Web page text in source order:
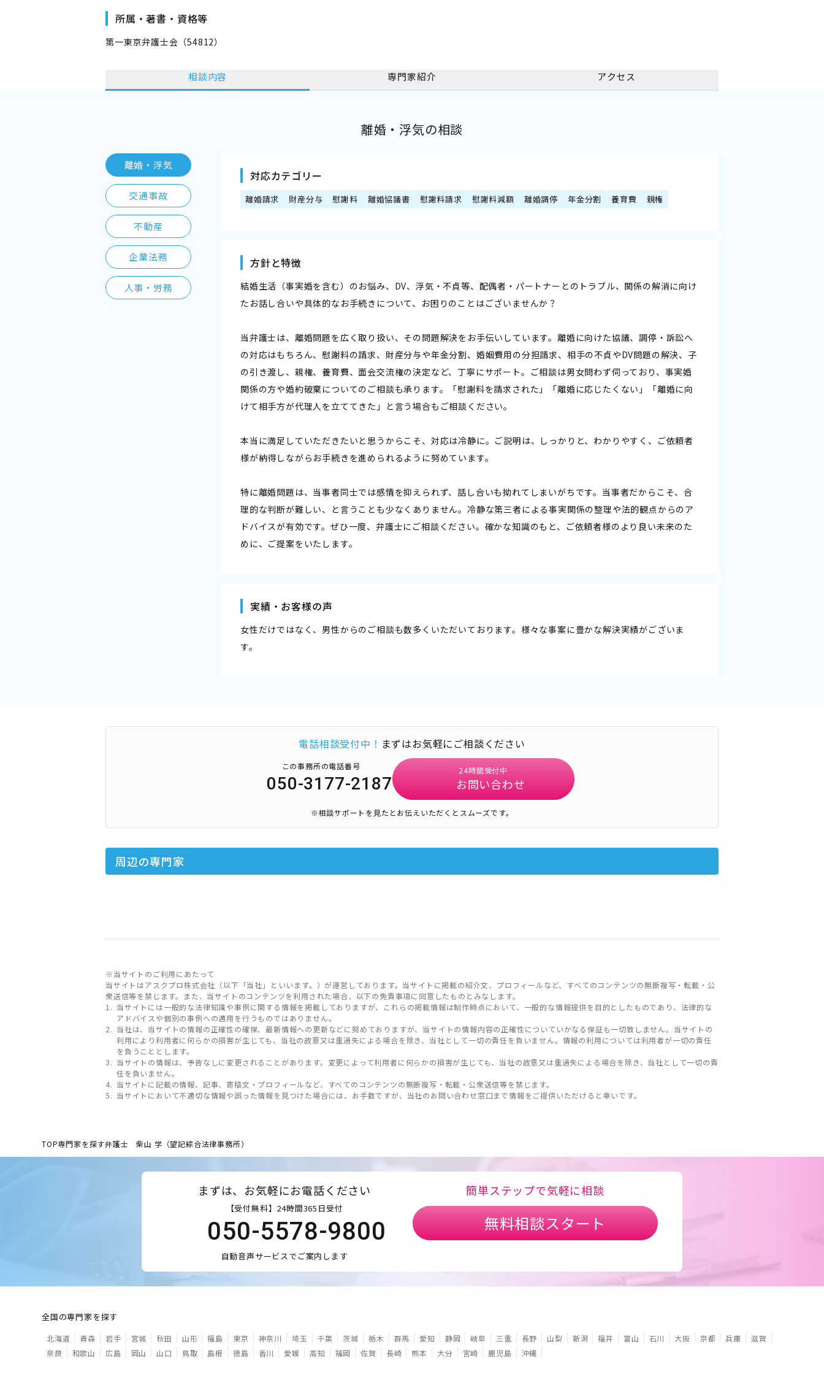
所属・著書・資格等
第一東京弁護士会（54812）
相談内容 専門家紹介 アクセス
離婚・浮気の相談
離婚・浮気
交通事故
不動産
企業法務
人事・労務
対応カテゴリー
離婚請求 財産分与 慰謝料 離婚協議書 慰謝料請求 慰謝料減額 離婚調停 年金分割 養育費 親権
方針と特徴
結婚生活（事実婚を含む）のお悩み、DV、浮気・不貞等、配偶者・パートナーとのトラブル、関係の解消に向け
たお話し合いや具体的なお手続きについて、お困りのことはございませんか？
当弁護士は、離婚問題を広く取り扱い、その問題解決をお手伝いしています。離婚に向けた協議、調停・訴訟へ
の対応はもちろん、慰謝料の請求、財産分与や年金分割、婚姻費用の分担請求、相手の不貞やDV問題の解決、子
の引き渡し、親権、養育費、面会交流権の決定など、丁寧にサポート。ご相談は男女問わず伺っており、事実婚
関係の方や婚約破棄についてのご相談も承ります。「慰謝料を請求された」「離婚に応じたくない」「離婚に向
けて相手方が代理人を立ててきた」と言う場合もご相談ください。
本当に満足していただきたいと思うからこそ、対応は冷静に。ご説明は、しっかりと、わかりやすく、ご依頼者
様が納得しながらお手続きを進められるように努めています。
特に離婚問題は、当事者同士では感情を抑えられず、話し合いも拗れてしまいがちです。当事者だからこそ、合
理的な判断が難しい、と言うことも少なくありません。冷静な第三者による事実関係の整理や法的観点からのア
ドバイスが有効です。ぜひ一度、弁護士にご相談ください。確かな知識のもと、ご依頼者様のより良い未来のた
めに、ご提案をいたします。
実績・お客様の声
女性だけではなく、男性からのご相談も数多くいただいております。様々な事案に豊かな解決実績がございま
す。
電話相談受付中！ まずはお気軽にご相談ください
この事務所の電話番号
050-3177-2187
24時間受付中
お問い合わせ
※相談サポートを見たとお伝えいただくとスムーズです。
周辺の専門家
※当サイトのご利用にあたって
当サイトはアスクプロ株式会社（以下「当社」といいます。）が運営しております。当サイトに掲載の紹介文、プロフィールなど、すべてのコンテンツの無断複写・転載・公
衆送信等を禁じます。また、当サイトのコンテンツを利用された場合、以下の免責事項に同意したものとみなします。
当サイトには一般的な法律知識や事例に関する情報を掲載しておりますが、これらの掲載情報は制作時点において、一般的な情報提供を目的としたものであり、法律的な
アドバイスや個別の事例への適用を行うものではありません。
当社は、当サイトの情報の正確性の確保、最新情報への更新などに努めておりますが、当サイトの情報内容の正確性についていかなる保証も一切致しません。当サイトの
利用により利用者に何らかの損害が生じても、当社の故意又は重過失による場合を除き、当社として一切の責任を負いません。情報の利用については利用者が一切の責任
を負うこととします。
当サイトの情報は、予告なしに変更されることがあります。変更によって利用者に何らかの損害が生じても、当社の故意又は重過失による場合を除き、当社として一切の責
任を負いません。
当サイトに記載の情報、記事、寄稿文・プロフィールなど、すべてのコンテンツの無断複写・転載・公衆送信等を禁じます。
当サイトにおいて不適切な情報や誤った情報を見つけた場合には、お手数ですが、当社のお問い合わせ窓口まで情報をご提供いただけると幸いです。
TOP専門家を探す弁護士 柴山 学（望記綜合法律事務所）
まずは、お気軽にお電話ください
【受付無料】24時間365日受付
050-5578-9800
自動音声サービスでご案内します
簡単ステップで気軽に相談
無料相談スタート
全国の専門家を探す
北海道 青森 岩手 宮城 秋田 山形 福島 東京 神奈川 埼玉 千葉 茨城 栃木 群馬 愛知 静岡 岐阜 三重 長野 山梨 新潟 福井 富山 石川 大阪 京都 兵庫
滋賀
奈良
和歌山 広島 岡山 山口 鳥取 島根 徳島 香川 愛媛 高知 福岡 佐賀 長崎 熊本 大分 宮崎 鹿児島 沖縄